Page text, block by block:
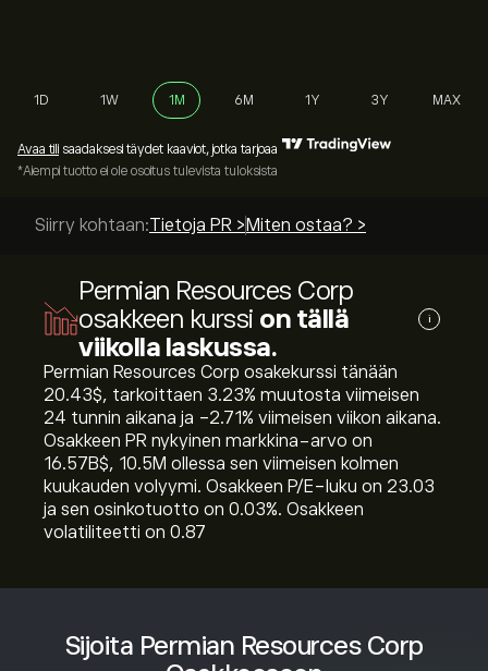
Sijoita Permian Resources Corp
1D 1W 1M 6M 1Y 3Y MAX
Avaa tili saadaksesi täydet kaaviot, jotka tarjoaa
*Aiempi tuotto ei ole osoitus tulevista tuloksista
Siirry kohtaan:Tietoja PR > Miten ostaa? >
Permian Resources Corp
osakkeen kurssi on tällä
viikolla laskussa.
i
Permian Resources Corp osakekurssi tänään
20.43‎$‎, tarkoittaen ‎3.23‎% muutosta viimeisen
24 tunnin aikana ja ‎-2.71‎% viimeisen viikon aikana.
Osakkeen PR nykyinen markkina-arvo on
16.57B‎$‎, 10.5M ollessa sen viimeisen kolmen
kuukauden volyymi. Osakkeen P/E-luku on 23.03
ja sen osinkotuotto on 0.03%. Osakkeen
volatiliteetti on 0.87